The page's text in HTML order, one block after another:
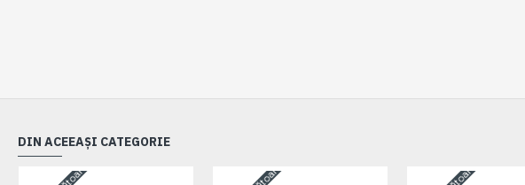
DIN ACEEAȘI CATEGORIE